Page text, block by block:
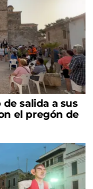
salida a sus
el pregón de